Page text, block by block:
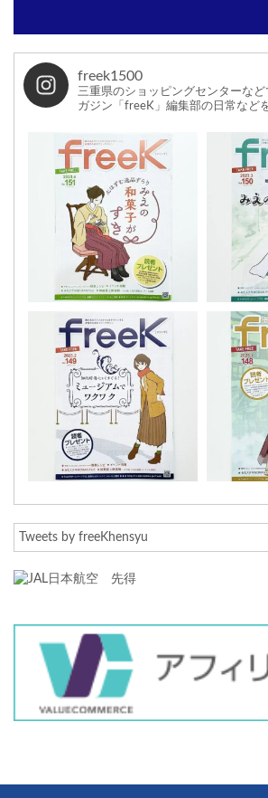
freek1500
三重県のショッピングセンターな
ガジン「freeK」編集部の日常など
Tweets by freeKhensyu